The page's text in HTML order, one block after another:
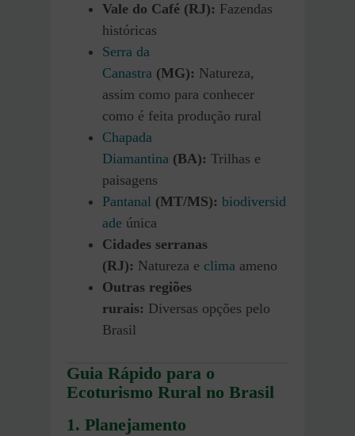
Vale do Café (RJ): Fazendas
históricas
Serra da
Canastra (MG): Natureza,
assim como para conhecer
como é feita produção rural
Chapada
Diamantina (BA): Trilhas e
paisagens
Pantanal (MT/MS): biodiversid
ade única
Cidades serranas
(RJ): Natureza e clima ameno
Outras regiões
rurais: Diversas opções pelo
Brasil
Guia Rápido para o
Ecoturismo Rural no Brasil
1. Planejamento